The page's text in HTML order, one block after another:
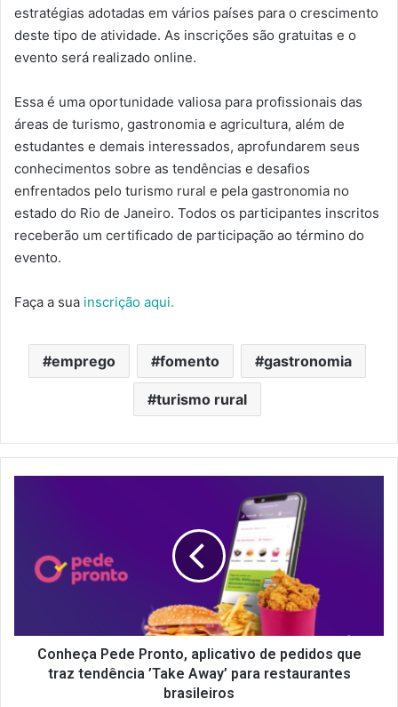
estratégias adotadas em vários países para o crescimento
deste tipo de atividade. As inscrições são gratuitas e o
evento será realizado online.
Essa é uma oportunidade valiosa para profissionais das
áreas de turismo, gastronomia e agricultura, além de
estudantes e demais interessados, aprofundarem seus
conhecimentos sobre as tendências e desafios
enfrentados pelo turismo rural e pela gastronomia no
estado do Rio de Janeiro. Todos os participantes inscritos
receberão um certificado de participação ao término do
evento.
Faça a sua inscrição aqui.
emprego fomento gastronomia
turismo rural
pedidos
tendência
’TakeConheça Pede Pronto, aplicativo de pedidos que
traz tendência ’Take Away’ para restaurantes
brasileiros